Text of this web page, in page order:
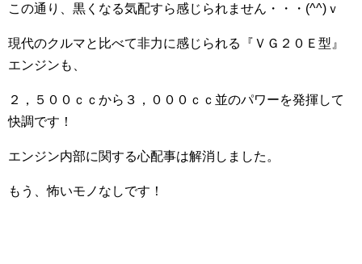
この通り、黒くなる気配すら感じられません・・・(^^)ｖ
現代のクルマと比べて非力に感じられる『ＶＧ２０Ｅ型』
エンジンも、
２，５００ｃｃから３，０００ｃｃ並のパワーを発揮して
快調です！
エンジン内部に関する心配事は解消しました。
もう、怖いモノなしです！